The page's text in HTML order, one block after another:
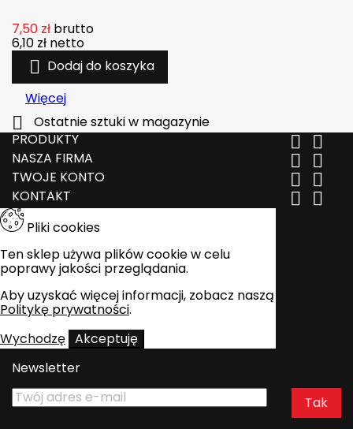
7,50 zł brutto
6,10 zł netto
 Dodaj do koszyka
Więcej

Ostatnie sztuki w magazynie
PRODUKTY
 
NASZA FIRMA  
TWOJE KONTO  
KONTAKT  
Pliki cookies
Ten sklep używa plików cookie w celu
poprawy jakości przeglądania.
Aby uzyskać więcej informacji, zobacz naszą
Politykę prywatności.
Wychodzę Akceptuję
Newsletter